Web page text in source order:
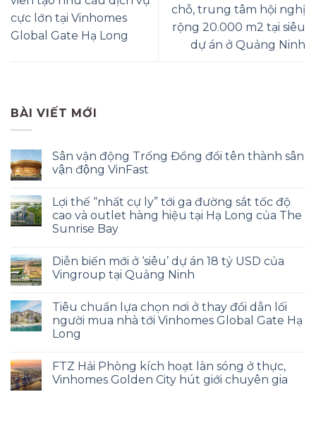
cực lớn tại Vinhomes
Global Gate Hạ Long
chỗ, trung tâm hội nghị
rộng 20.000 m2 tại siêu
dự án ở Quảng Ninh
BÀI VIẾT MỚI
Sân vận động Trống Đồng đổi tên thành sân
vận động VinFast
Lợi thế “nhất cự ly” tới ga đường sắt tốc độ
cao và outlet hàng hiệu tại Hạ Long của The
Sunrise Bay
Diễn biến mới ở ‘siêu’ dự án 18 tỷ USD của
Vingroup tại Quảng Ninh
Tiêu chuẩn lựa chọn nơi ở thay đổi dẫn lối
người mua nhà tới Vinhomes Global Gate Hạ
Long
FTZ Hải Phòng kích hoạt làn sóng ở thực,
Vinhomes Golden City hút giới chuyên gia